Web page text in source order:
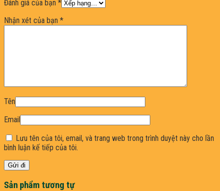
Đánh giá của bạn *
Nhận xét của bạn *
Tên
Email
Lưu tên của tôi, email, và trang web trong trình duyệt này cho lần
bình luận kế tiếp của tôi.
Sản phẩm tương tự